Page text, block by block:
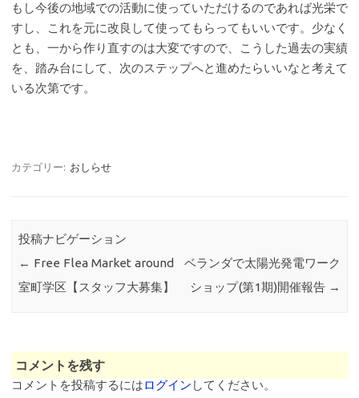
もし今後の地域での活動に使っていただけるのであれば光栄で
すし、これを元に改良して使ってもらってもいいです。少なく
とも、一から作り直すのは大変ですので、こうした過去の実績
を、踏み台にして、次のステップへと進めたらいいなと考えて
いる次第です。
カテゴリー: おしらせ
投稿ナビゲーション
← Free Flea Market around
室町学区【スタッフ大募集】
ベランダで太陽光発電ワーク
ショップ(第1期)開催報告 →
コメントを残す
コメントを投稿するにはログイン してください。